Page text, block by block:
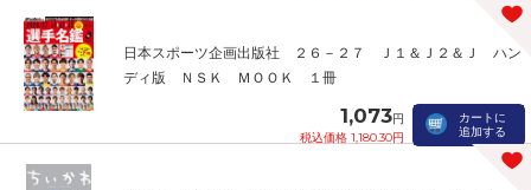
日本スポーツ企画出版社 ２６－２７ Ｊ１＆Ｊ２＆Ｊ ハン
ディ版 ＮＳＫ ＭＯＯＫ １冊
1,073円
税込価格 1,180.30円
カートに
追加する